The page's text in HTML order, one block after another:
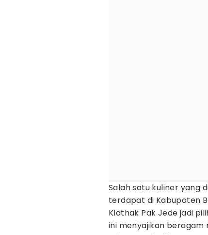
Salah satu kuliner yang
terdapat di Kabupaten
Klathak Pak Jede jadi
ini menyajikan beragam